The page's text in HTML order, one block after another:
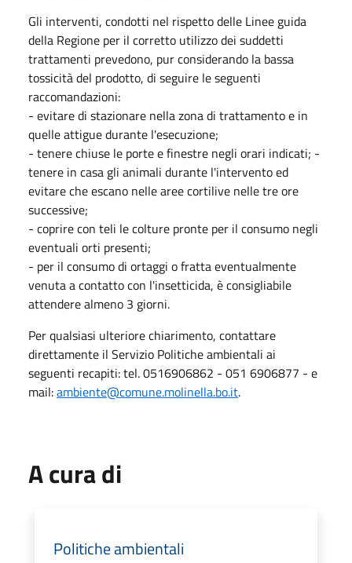
Gli interventi, condotti nel rispetto delle Linee guida
della Regione per il corretto utilizzo dei suddetti
trattamenti prevedono, pur considerando la bassa
tossicità del prodotto, di seguire le seguenti
raccomandazioni:
- evitare di stazionare nella zona di trattamento e in
quelle attigue durante l'esecuzione;
- tenere chiuse le porte e finestre negli orari indicati; -
tenere in casa gli animali durante l'intervento ed
evitare che escano nelle aree cortilive nelle tre ore
successive;
- coprire con teli le colture pronte per il consumo negli
eventuali orti presenti;
- per il consumo di ortaggi o fratta eventualmente
venuta a contatto con l'insetticida, è consigliabile
attendere almeno 3 giorni.
Per qualsiasi ulteriore chiarimento, contattare
direttamente il Servizio Politiche ambientali ai
seguenti recapiti: tel. 0516906862 - 051 6906877 - e
mail:ambiente@comune.molinella.bo.it.
A cura di
Politiche ambientali